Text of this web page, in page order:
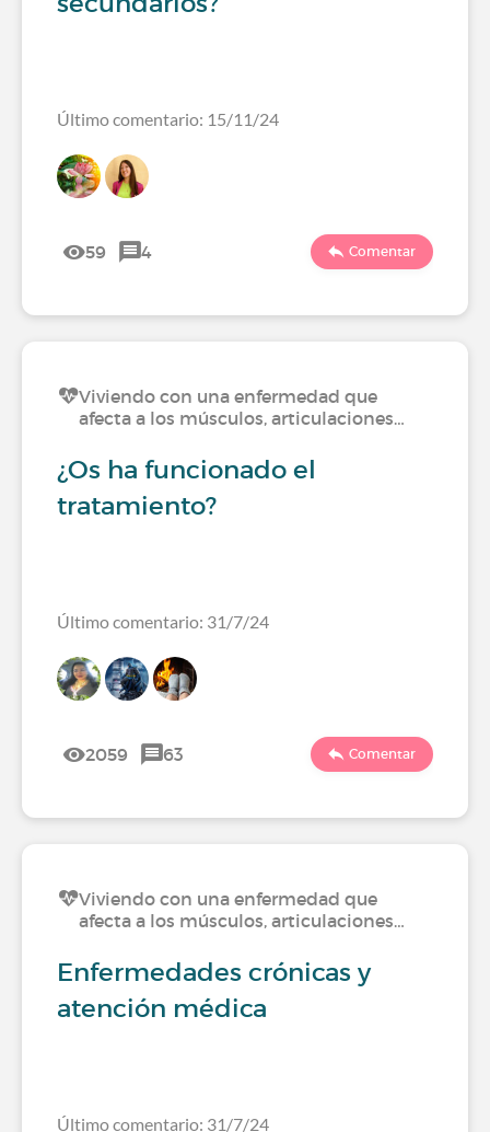
Último comentario: 15/11/24
59 4 Comentar
Viviendo con una enfermedad que
afecta a los músculos, articulaciones…
¿Os ha funcionado el
tratamiento?
Último comentario: 31/7/24
2059 63 Comentar
Viviendo con una enfermedad que
afecta a los músculos, articulaciones…
Enfermedades crónicas y
atención médica
Último comentario: 31/7/24